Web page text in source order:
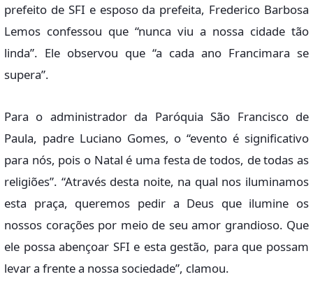
prefeito de SFI e esposo da prefeita, Frederico Barbosa
Lemos confessou que “nunca viu a nossa cidade tão
linda”. Ele observou que “a cada ano Francimara se
supera”.
Para o administrador da Paróquia São Francisco de
Paula, padre Luciano Gomes, o “evento é significativo
para nós, pois o Natal é uma festa de todos, de todas as
religiões”. “Através desta noite, na qual nos iluminamos
esta praça, queremos pedir a Deus que ilumine os
nossos corações por meio de seu amor grandioso. Que
ele possa abençoar SFI e esta gestão, para que possam
levar a frente a nossa sociedade”, clamou.